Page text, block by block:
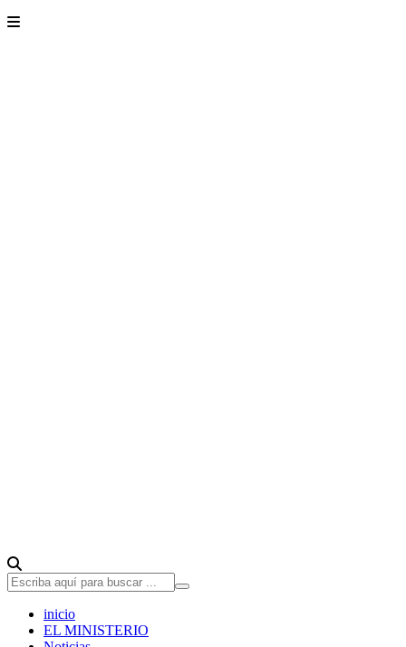
inicio
EL MINISTERIO